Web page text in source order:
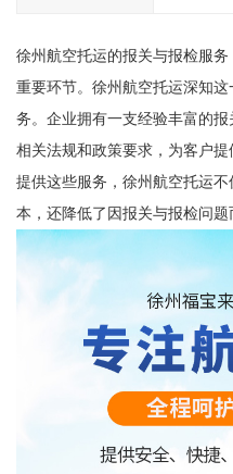
徐州航空托运的报关与报检服
重要环节。徐州航空托运深知
务。企业拥有一支经验丰富的
相关法规和政策要求，为客户
提供这些服务，徐州航空托运
本，还降低了因报关与报检问题